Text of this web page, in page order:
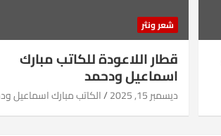
شعر ونثر
قطار اللاعودة للكاتب مبارك
اسماعيل ودحمد
ديسمبر 15, 2025 الكاتب مبارك اسماعيل